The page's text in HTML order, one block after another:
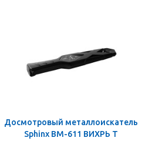
Досмотровый металлоискатель
Sphinx ВМ-611 ВИХРЬ Т